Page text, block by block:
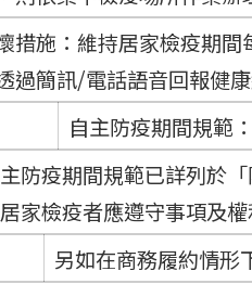
措施：維持居家檢疫期間
過簡訊/電話語音回報健
自主防疫期間規範：
防疫期間規範已詳列於
家檢疫者應遵守事項及
另如在商務履約情形